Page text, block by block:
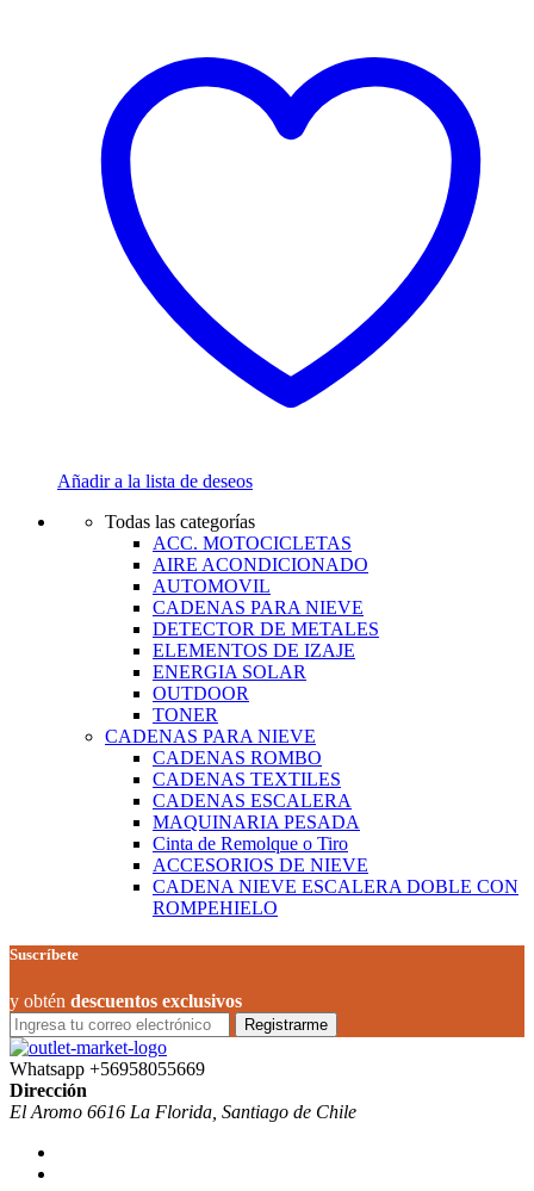
Añadir a la lista de deseos
Todas las categorías
ACC. MOTOCICLETAS
AIRE ACONDICIONADO
AUTOMOVIL
CADENAS PARA NIEVE
DETECTOR DE METALES
ELEMENTOS DE IZAJE
ENERGIA SOLAR
OUTDOOR
TONER
CADENAS PARA NIEVE
CADENAS ROMBO
CADENAS TEXTILES
CADENAS ESCALERA
MAQUINARIA PESADA
Cinta de Remolque o Tiro
ACCESORIOS DE NIEVE
CADENA NIEVE ESCALERA DOBLE CON
ROMPEHIELO
Suscríbete
y obtén descuentos exclusivos
Registrarme
Whatsapp +56958055669
Dirección
El Aromo 6616 La Florida, Santiago de Chile